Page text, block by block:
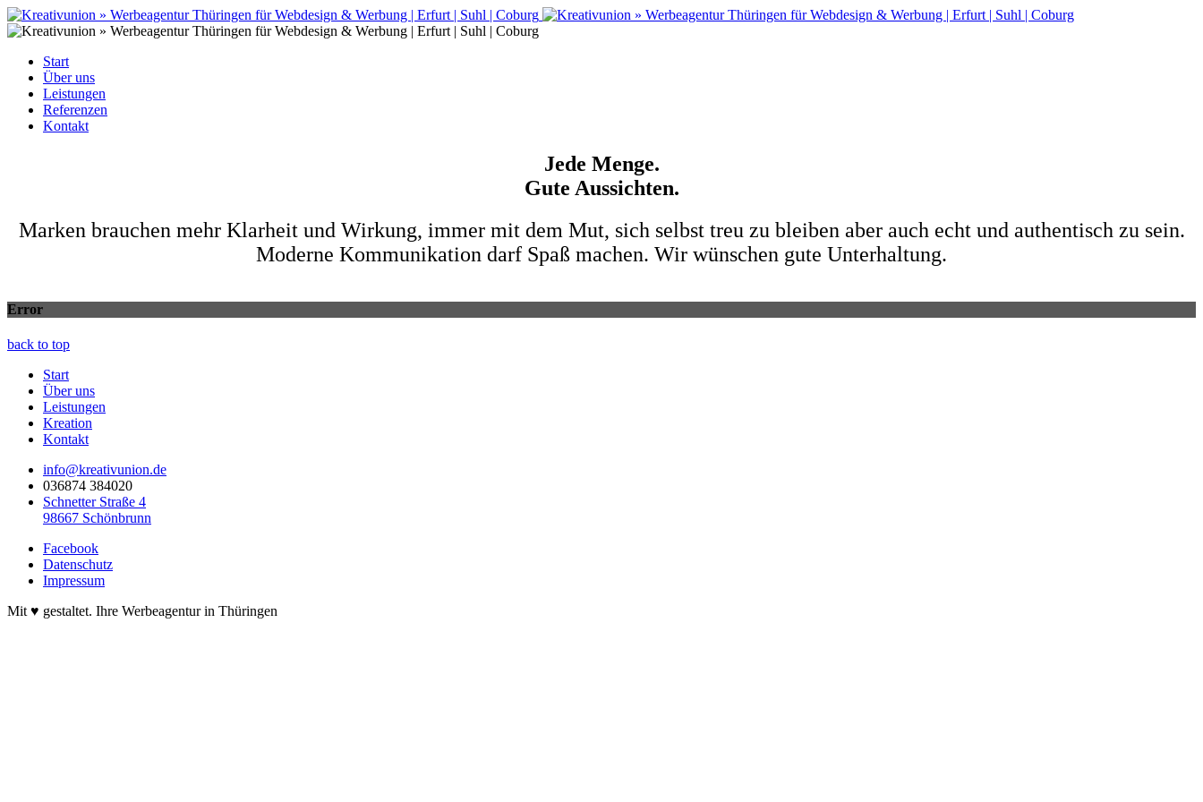
Start
Über uns
Leistungen
Referenzen
Kontakt
Jede Menge.
Gute Aussichten.
Marken brauchen mehr Klarheit und Wirkung, immer mit dem Mut, sich selbst treu zu bleiben aber auch echt und authentisch zu sein.
Moderne Kommunikation darf Spaß machen. Wir wünschen gute Unterhaltung.
Error
back to top
Start
Über uns
Leistungen
Kreation
Kontakt
info@kreativunion.de
036874 384020
Schnetter Straße 4
98667 Schönbrunn
Facebook
Datenschutz
Impressum
Mit ♥ gestaltet. Ihre Werbeagentur in Thüringen